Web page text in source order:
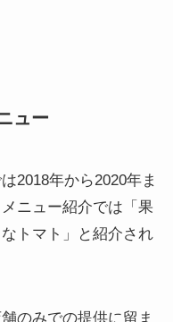
ュー
2018年から2020年ま
ニュー紹介では「果
トマト」と紹介され
のみでの提供に留ま